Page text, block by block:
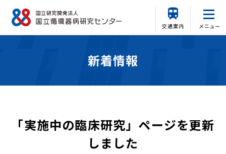
交通案内 メニュー
新着情報
「実施中の臨床研究」ページを更新
しました